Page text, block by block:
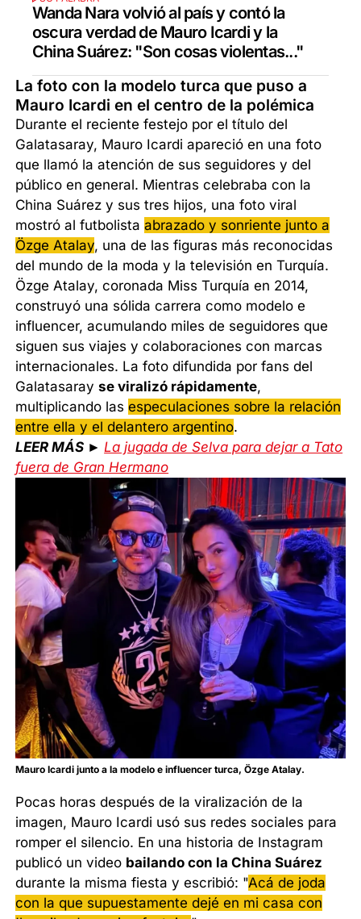
Wanda Nara volvió al país y contó la
oscura verdad de Mauro Icardi y la
China Suárez: "Son cosas violentas..."
La foto con la modelo turca que puso a
Mauro Icardi en el centro de la polémica
Durante el reciente festejo por el título del
Galatasaray, Mauro Icardi apareció en una foto
que llamó la atención de sus seguidores y del
público en general. Mientras celebraba con la
China Suárez y sus tres hijos, una foto viral
mostró al futbolistaabrazado y sonriente junto a
Özge Atalay, una de las figuras más reconocidas
del mundo de la moda y la televisión en Turquía.
Özge Atalay, coronada Miss Turquía en 2014,
construyó una sólida carrera como modelo e
influencer, acumulando miles de seguidores que
siguen sus viajes y colaboraciones con marcas
internacionales. La foto difundida por fans del
Galatasarayse viralizó rápidamente,
multiplicando lasespeculaciones sobre la relación
entre ella y el delantero argentino.
LEER MÁS ►La jugada de Selva para dejar a Tato
fuera de Gran Hermano
Mauro Icardi junto a la modelo e influencer turca, Özge Atalay.
Pocas horas después de la viralización de la
imagen, Mauro Icardi usó sus redes sociales para
romper el silencio. En una historia de Instagram
publicó un video bailando con la China Suárez
durante la misma fiesta y escribió: "Acá de joda
con la que supuestamente dejé en mi casa con